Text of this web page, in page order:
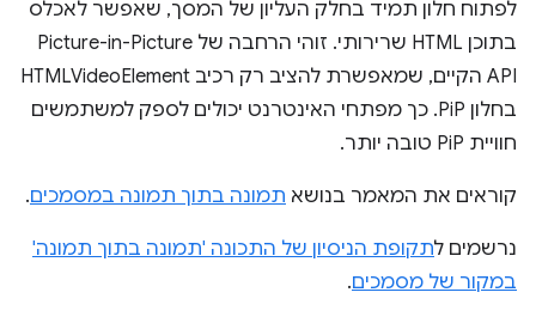
לפתוח חלון תמיד בחלק העליון של המסך, שאפשר לאכלס
בתוכן HTML שרירותי. זוהי הרחבה של Picture-in-Picture
API הקיים, שמאפשרת להציב רק רכיב HTMLVideoElement
בחלון PiP. כך מפתחי האינטרנט יכולים לספק למשתמשים
חוויית PiP טובה יותר.
קוראים את המאמר בנושא תמונה בתוך תמונה במסמכים.
נרשמים לתקופת הניסיון של התכונה 'תמונה בתוך תמונה'
במקור של מסמכים.